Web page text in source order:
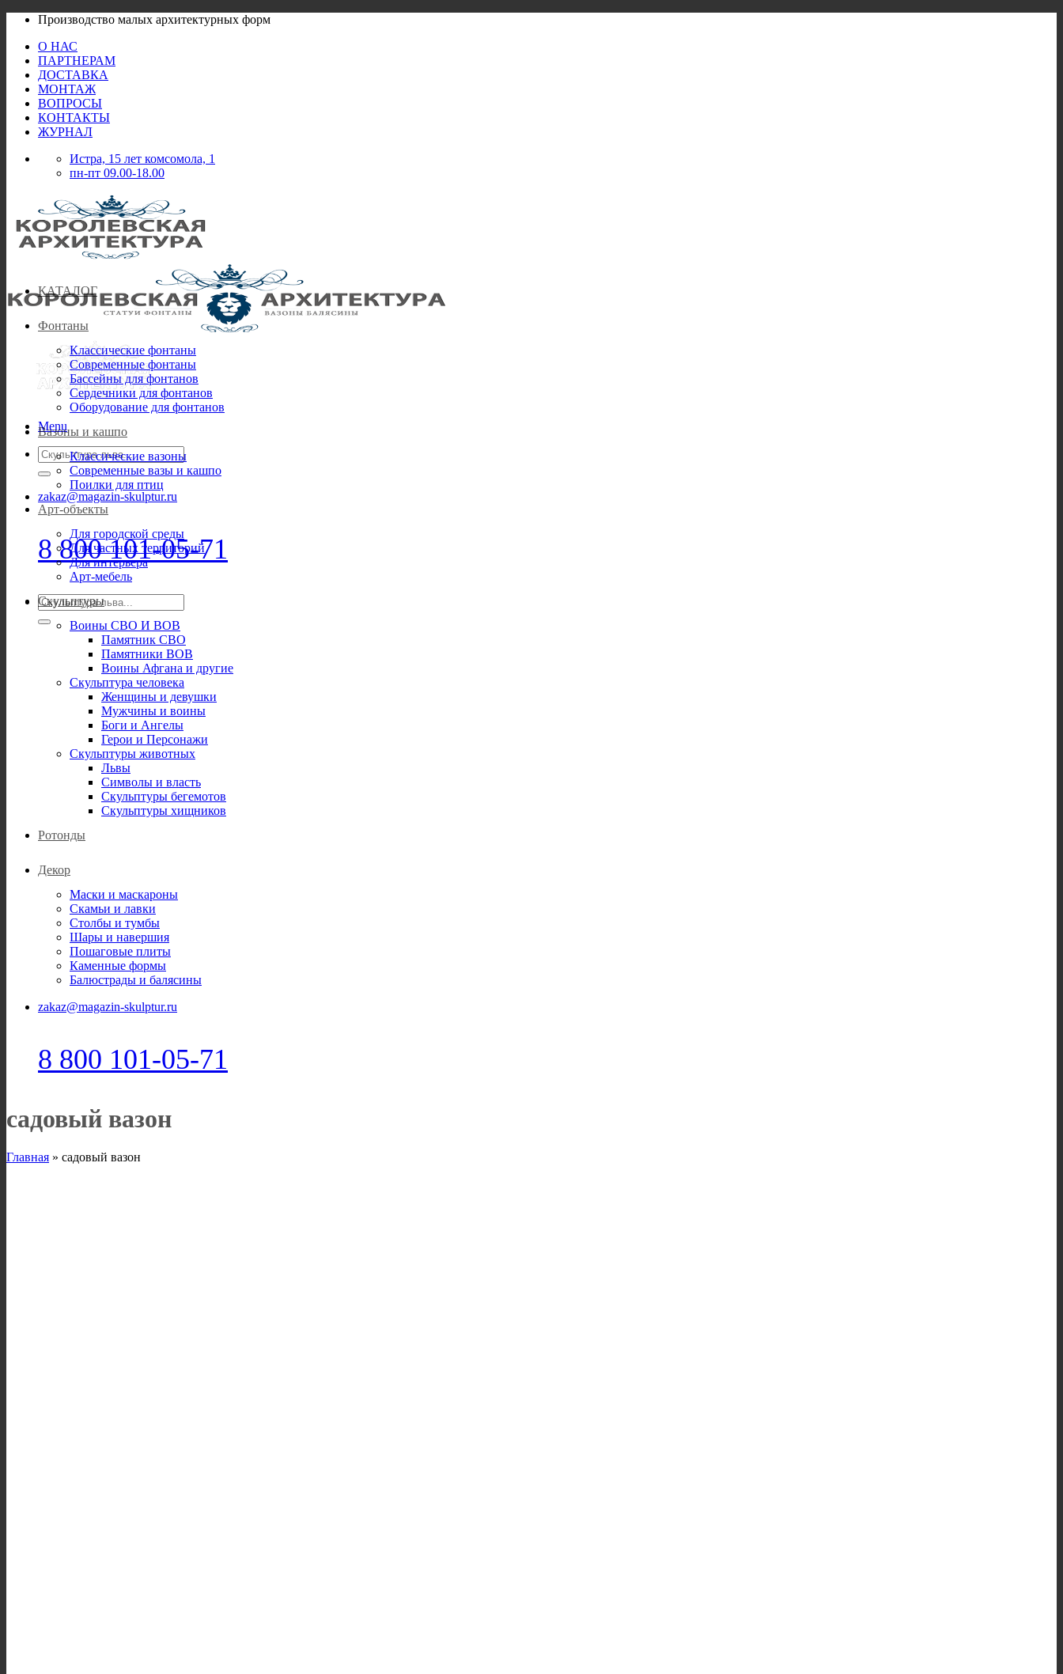
Skip
content
Производство малых архитектурных форм
О НАС
ПАРТНЕРАМ
ДОСТАВКА
МОНТАЖ
ВОПРОСЫ
КОНТАКТЫ
ЖУРНАЛ
Истра, 15 лет комсомола, 1
пн-пт 09.00-18.00
Menu
Искать:
zakaz@magazin-skulptur.ru
8 800 101-05-71
Искать:
КАТАЛОГ
Фонтаны
Классические фонтаны
Современные фонтаны
Бассейны для фонтанов
Сердечники для фонтанов
Оборудование для фонтанов
Вазоны и кашпо
Классические вазоны
Современные вазы и кашпо
Поилки для птиц
Арт-объекты
Для городской среды
Для частных территорий
Для интерьера
Арт-мебель
Скульптуры
Воины СВО И ВОВ
Памятник СВО
Памятники ВОВ
Воины Афгана и другие
Скульптура человека
Женщины и девушки
Мужчины и воины
Боги и Ангелы
Герои и Персонажи
Скульптуры животных
Львы
Символы и власть
Скульптуры бегемотов
Скульптуры хищников
Ротонды
Декор
Маски и маскароны
Скамьи и лавки
Столбы и тумбы
Шары и навершия
Пошаговые плиты
Каменные формы
Балюстрады и балясины
zakaz@magazin-skulptur.ru
8 800 101-05-71
садовый вазон
Главная » садовый вазон